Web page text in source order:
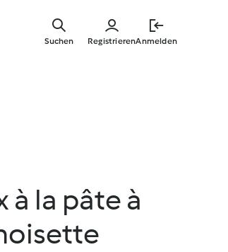
RegistrierenAnmelden
Suchen
à la pâte à